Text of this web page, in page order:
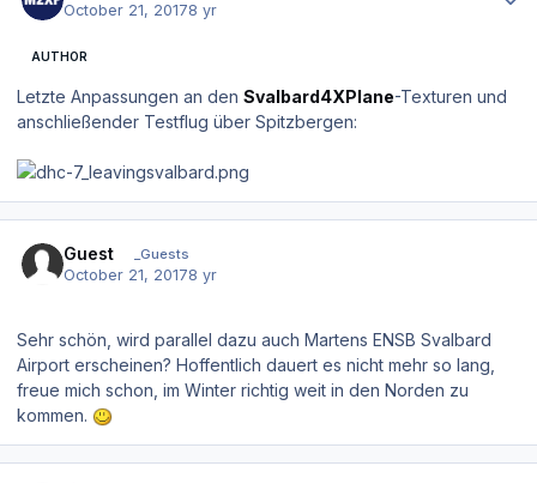
October 21, 20178 yr
AUTHOR
Letzte Anpassungen an den Svalbard4XPlane-Texturen und
anschließender Testflug über Spitzbergen:
Guest _Guests
October 21, 20178 yr
Sehr schön, wird parallel dazu auch Martens ENSB Svalbard
Airport erscheinen? Hoffentlich dauert es nicht mehr so lang,
freue mich schon, im Winter richtig weit in den Norden zu
kommen.